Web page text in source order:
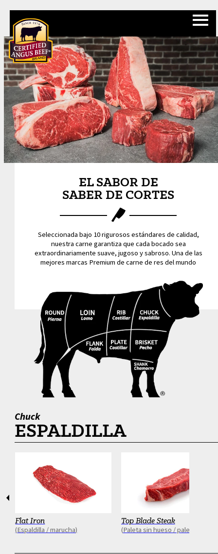
EL SABOR DE
SABER DE CORTES
Seleccionada bajo 10 rigurosos estándares de calidad,
nuestra carne garantiza que cada bocado sea
extraordinariamente suave, jugoso y sabroso. Una de las
mejores marcas Premium de carne de res del mundo
Chuck
ESPALDILLA
Flat Iron
Espaldilla / marucha
Top Blade Steak
Paleta sin hueso / paletero